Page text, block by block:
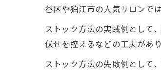
谷区や狛江市の人気サロンで
ストック方法の実践例として
伏せを控えるなどの工夫があ
ストック方法の失敗例として